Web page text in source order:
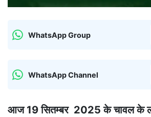
WhatsApp Group
WhatsApp Channel
आज 19 सितम्बर 2025 के चावल के